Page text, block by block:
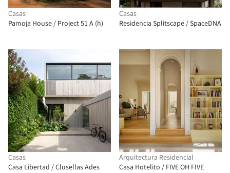
Casas
Pamoja House / Project 51 A (h)
Casas
Residencia Splitscape / SpaceDNA
Casas
Casa Libertad / Clusellas Ades
Arquitectura Residencial
Casa Hotelito / FIVE OH FIVE